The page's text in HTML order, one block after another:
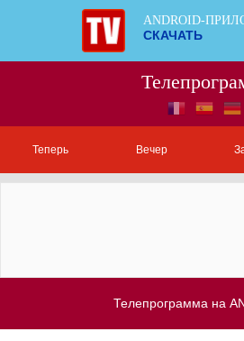
ANDROID-
СКАЧАТЬ
Теперь Вечер
Телепрограмма на